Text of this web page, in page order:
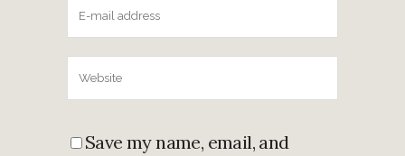
Save my name, email, and